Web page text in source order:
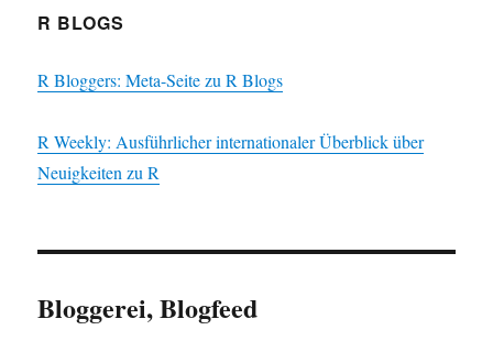
R BLOGS
R Bloggers: Meta-Seite zu R Blogs
R Weekly: Ausführlicher internationaler Überblick über
Neuigkeiten zu R
Bloggerei, Blogfeed